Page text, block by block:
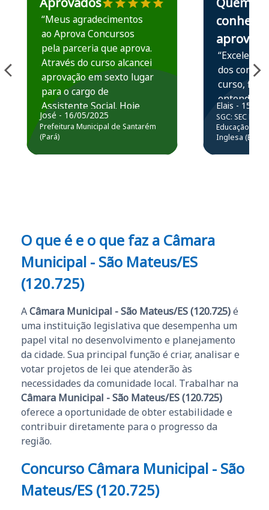
“Meus agradecimentos
ao Aprova Concursos
pela parceria que aprova.
Através do curso alcancei
aprovação em sexto lugar
para o cargo de
Assistente Social. Hoje
estou atuando na
Prefeitura de Santarém.
José - 16/05/2025
Prefeitura Municipal de Santarém
(Pará)
conhece,
aprova
“Excelente
dos
curso,
entender e
prática
resolução
questões.”
Elais - 15/07/
SGC: SEC BA
Educação
Inglesa (Edital
O que é e o que faz a Câmara
Municipal - São Mateus/ES
(120.725)
ACâmara Municipal - São Mateus/ES (120.725)é
uma instituição legislativa que desempenha um
papel vital no desenvolvimento e planejamento
da cidade. Sua principal função é criar, analisar e
votar projetos de lei que atenderão às
necessidades da comunidade local. Trabalhar na
Câmara Municipal - São Mateus/ES (120.725)
oferece a oportunidade de obter estabilidade e
contribuir diretamente para o progresso da
região.
Concurso Câmara Municipal - São
Mateus/ES (120.725)